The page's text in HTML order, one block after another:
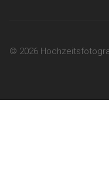
© 2026